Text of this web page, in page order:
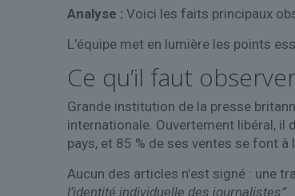
Analyse : Voici les faits principaux
L'équipe met en lumière les points
Ce qu’il faut
Grande institution de la presse
internationale. Ouvertement libéral, il
pays, et 85 % de ses ventes se font à
Aucun des articles n’est signé : une
l’identité individuelle des journalistes”.